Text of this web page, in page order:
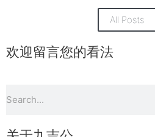
All Posts
欢迎留言您的看法